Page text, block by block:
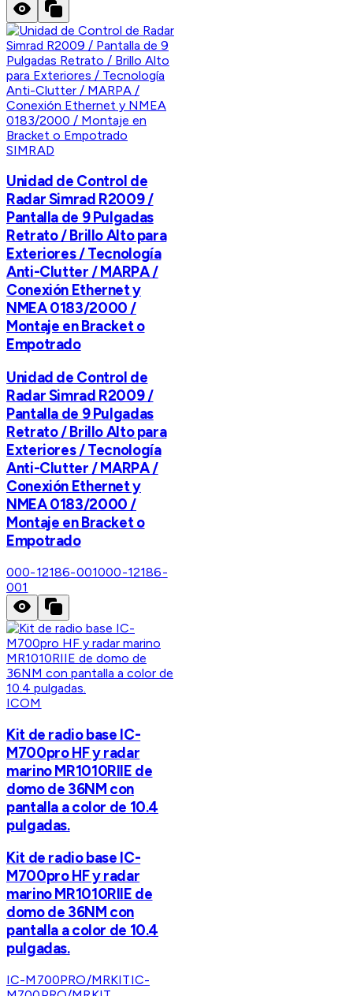
SIMRAD
Unidad de Control de
Radar Simrad R2009 /
Pantalla de 9 Pulgadas
Retrato / Brillo Alto para
Exteriores / Tecnología
Anti-Clutter / MARPA /
Conexión Ethernet y
NMEA 0183/2000 /
Montaje en Bracket o
Empotrado
Unidad de Control de
Radar Simrad R2009 /
Pantalla de 9 Pulgadas
Retrato / Brillo Alto para
Exteriores / Tecnología
Anti-Clutter / MARPA /
Conexión Ethernet y
NMEA 0183/2000 /
Montaje en Bracket o
Empotrado
000-12186-001000-12186-
001
ICOM
Kit de radio base IC-
M700pro HF y radar
marino MR1010RIIE de
domo de 36NM con
pantalla a color de 10.4
pulgadas.
Kit de radio base IC-
M700pro HF y radar
marino MR1010RIIE de
domo de 36NM con
pantalla a color de 10.4
pulgadas.
IC-M700PRO/MRKITIC-